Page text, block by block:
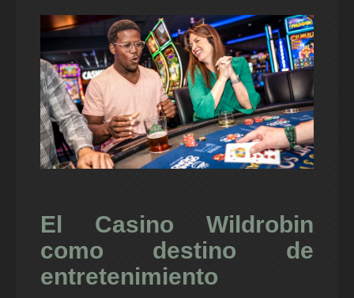
El Casino Wildrobin
como destino de
entretenimiento